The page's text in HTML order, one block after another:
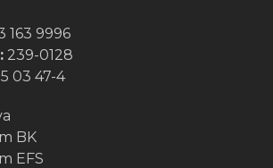
163 9996
239-0128
5 03 47-4
BK
EFS